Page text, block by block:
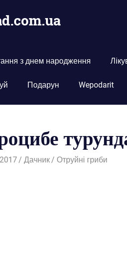
з днем народження
Подарун Wepodarit
Дачник Отруйні гриби